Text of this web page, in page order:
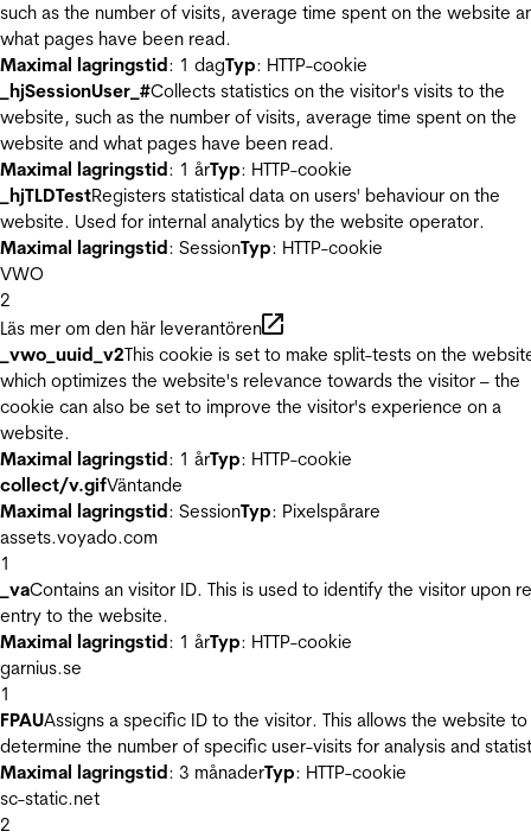
such as the number of visits, average time spent on the website
what pages have been read.
Maximal lagringstid: 1 dagTyp: HTTP-cookie
_hjSessionUser_#Collects statistics on the visitor's visits to the
website, such as the number of visits, average time spent on the
website and what pages have been read.
Maximal lagringstid: 1 årTyp: HTTP-cookie
_hjTLDTestRegisters statistical data on users' behaviour on the
website. Used for internal analytics by the website operator.
Maximal lagringstid: SessionTyp: HTTP-cookie
VWO
2
Läs mer om den här leverantören
_vwo_uuid_v2This cookie is set to make split-tests on the
which optimizes the website's relevance towards the visitor – the
cookie can also be set to improve the visitor's experience on a
website.
Maximal lagringstid: 1 årTyp: HTTP-cookie
collect/v.gifVäntande
Maximal lagringstid: SessionTyp: Pixelspårare
assets.voyado.com
1
_vaContains an visitor ID. This is used to identify the visitor upon
entry to the website.
Maximal lagringstid: 1 årTyp: HTTP-cookie
garnius.se
1
FPAUAssigns a specific ID to the visitor. This allows the website to
determine the number of specific user-visits for analysis and
Maximal lagringstid: 3 månaderTyp: HTTP-cookie
sc-static.net
2